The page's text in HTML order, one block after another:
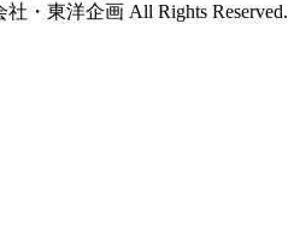
・東洋企画 All Rights Reserved.